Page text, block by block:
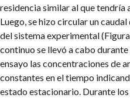
residencia similar al que
Luego, se hizo circular un
del sistema experimental
continuo se llevó a cabo
ensayo las concentraciones de
constantes en el tiempo
estado estacionario. Durante